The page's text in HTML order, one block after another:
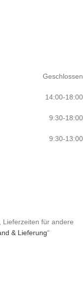
Geschlossen
14:00-18:00
9:30-18:00
9:30-13:00
Lieferzeiten für andere
& Lieferung“